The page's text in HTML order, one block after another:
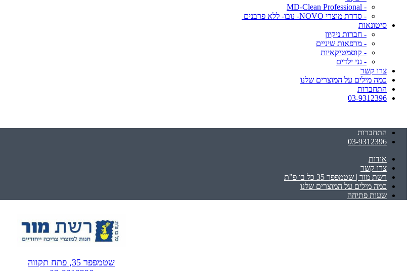
- MD-Clean Professional
- סדרת מוצרי NOVO- נובו- ללא פרבנים
סיטונאות
- חברות ניקיון
- מרפאות שיניים
- קוסמטיקאיות
- גני ילדים
צרו קשר
כמה מילים על המוצרים שלנו
התחברות
03-9312396
התחברות
03-9312396
אודות
צרו קשר
רשת מור | שטמפפר 35 כל בו פ"ת
כמה מילים על המוצרים שלנו
שעות פתיחה
שטמפפר 35, פתח תקווה